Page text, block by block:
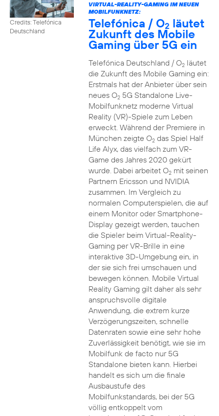
Credits: Telefónica
Deutschland
VIRTUAL-REALITY-GAMING IM NEUEN
MOBILFUNKNETZ:
Telefónica / O2 läutet
Zukunft des Mobile
Gaming über 5G ein
Telefónica Deutschland / O2läutet
die Zukunft des Mobile Gaming ein:
Erstmals hat der Anbieter über sein
neues O25G Standalone Live-
Mobilfunknetz moderne Virtual
Reality (VR)-Spiele zum Leben
erweckt. Während der Premiere in
München zeigte O2das Spiel Half
Life Alyx, das vielfach zum VR-
Game des Jahres 2020 gekürt
wurde. Dabei arbeitet O2mit seinen
Partnern Ericsson und NVIDIA
zusammen. Im Vergleich zu
normalen Computerspielen, die auf
einem Monitor oder Smartphone-
Display gezeigt werden, tauchen
die Spieler beim Virtual-Reality-
Gaming per VR-Brille in eine
interaktive 3D-Umgebung ein, in
der sie sich frei umschauen und
bewegen können. Mobile Virtual
Reality Gaming gilt daher als sehr
anspruchsvolle digitale
Anwendung, die extrem kurze
Verzögerungszeiten, schnelle
Datenraten sowie eine sehr hohe
Zuverlässigkeit benötigt, wie sie im
Mobilfunk de facto nur 5G
Standalone bieten kann. Hierbei
handelt es sich um die finale
Ausbaustufe des
Mobilfunkstandards, bei der 5G
völlig entkoppelt vom